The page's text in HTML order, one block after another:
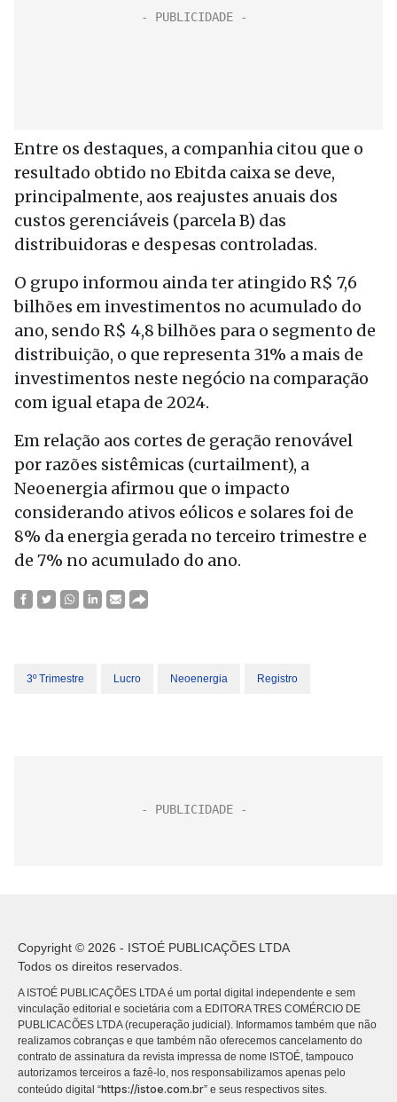
Entre os destaques, a companhia citou que o
resultado obtido no Ebitda caixa se deve,
principalmente, aos reajustes anuais dos
custos gerenciáveis (parcela B) das
distribuidoras e despesas controladas.
O grupo informou ainda ter atingido R$ 7,6
bilhões em investimentos no acumulado do
ano, sendo R$ 4,8 bilhões para o segmento de
distribuição, o que representa 31% a mais de
investimentos neste negócio na comparação
com igual etapa de 2024.
Em relação aos cortes de geração renovável
por razões sistêmicas (curtailment), a
Neoenergia afirmou que o impacto
considerando ativos eólicos e solares foi de
8% da energia gerada no terceiro trimestre e
de 7% no acumulado do ano.
3º Trimestre Lucro Neoenergia Registro
Copyright © 2026 - ISTOÉ PUBLICAÇÕES LTDA
Todos os direitos reservados.
A ISTOÉ PUBLICAÇÕES LTDA é um portal digital independente e sem
vinculação editorial e societária com a EDITORA TRES COMÉRCIO DE
PUBLICACÕES LTDA (recuperação judicial). Informamos também que não
realizamos cobranças e que também não oferecemos cancelamento do
contrato de assinatura da revista impressa de nome ISTOÉ, tampouco
autorizamos terceiros a fazê-lo, nos responsabilizamos apenas pelo
conteúdo digital “https://istoe.com.br” e seus respectivos sites.